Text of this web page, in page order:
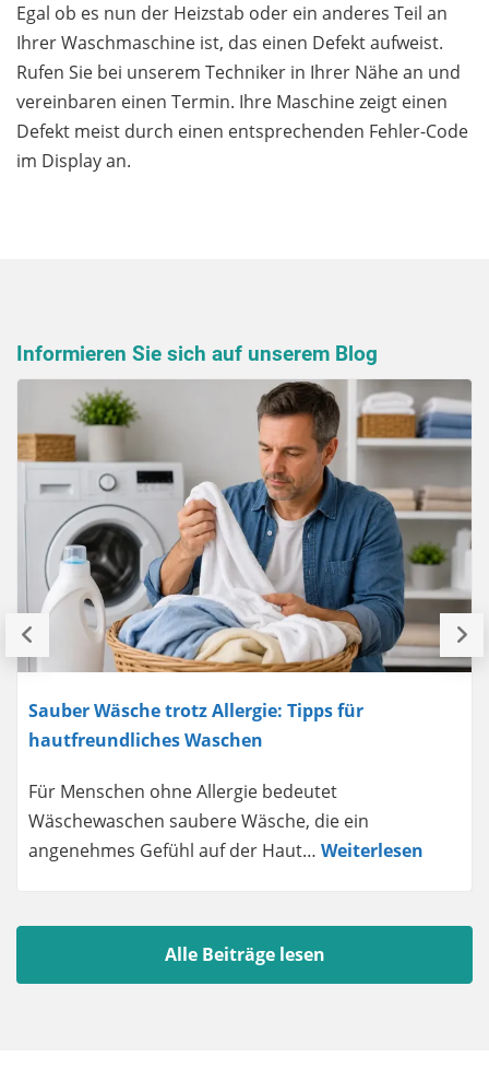
Egal ob es nun der Heizstab oder ein anderes Teil an
Ihrer Waschmaschine ist, das einen Defekt aufweist.
Rufen Sie bei unserem Techniker in Ihrer Nähe an und
vereinbaren einen Termin. Ihre Maschine zeigt einen
Defekt meist durch einen entsprechenden Fehler-Code
im Display an.
Informieren Sie sich auf unserem Blog
Sauber Wäsche trotz Allergie: Tipps für
hautfreundliches Waschen
Für Menschen ohne Allergie bedeutet
Wäschewaschen saubere Wäsche, die ein
angenehmes Gefühl auf der Haut… Weiterlesen
Alle Beiträge lesen